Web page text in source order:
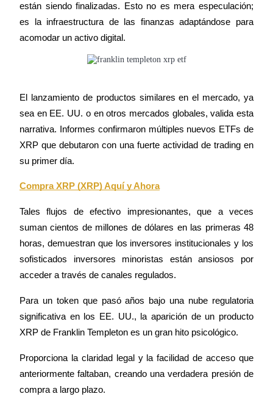
Power Piggy
Gana recompensas competitivas diariamente
Staking
Alta rentabilidad y acceso instantáneo
están siendo finalizadas. Esto no es mera especulación;
es la infraestructura de las finanzas adaptándose para
acomodar un activo digital.
El lanzamiento de productos similares en el mercado, ya
sea en EE. UU. o en otros mercados globales, valida esta
narrativa. Informes confirmaron múltiples nuevos ETFs de
XRP que debutaron con una fuerte actividad de trading en
su primer día.
Compra XRP (XRP) Aquí y Ahora
Tales flujos de efectivo impresionantes, que a veces
suman cientos de millones de dólares en las primeras 48
horas, demuestran que los inversores institucionales y los
sofisticados inversores minoristas están ansiosos por
acceder a través de canales regulados.
Para un token que pasó años bajo una nube regulatoria
significativa en los EE. UU., la aparición de un producto
XRP de Franklin Templeton es un gran hito psicológico.
Proporciona la claridad legal y la facilidad de acceso que
anteriormente faltaban, creando una verdadera presión de
compra a largo plazo.